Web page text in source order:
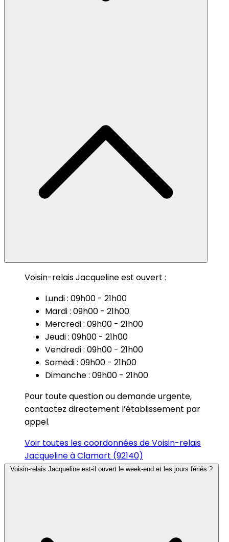
Voisin-relais Jacqueline est ouvert :
Lundi : 09h00 - 21h00
Mardi : 09h00 - 21h00
Mercredi : 09h00 - 21h00
Jeudi : 09h00 - 21h00
Vendredi : 09h00 - 21h00
Samedi : 09h00 - 21h00
Dimanche : 09h00 - 21h00
Pour toute question ou demande urgente,
contactez directement l’établissement par
appel.
Voir toutes les coordonnées de Voisin-relais
Jacqueline à Clamart (92140)
Voisin-relais Jacqueline est-il ouvert le week-end et les jours fériés ?